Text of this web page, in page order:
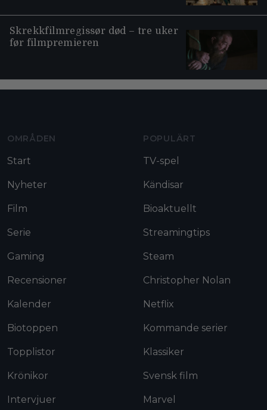
Skrekkfilmregissør død – tre uker
før filmpremieren
OMRÅDEN
Start
Nyheter
Film
Serie
Gaming
Recensioner
Kalender
Biotoppen
Topplistor
Krönikor
Intervjuer
POPULÄRT
TV-spel
Kändisar
Bioaktuellt
Streamingtips
Steam
Christopher Nolan
Netflix
Kommande serier
Klassiker
Svensk film
Marvel